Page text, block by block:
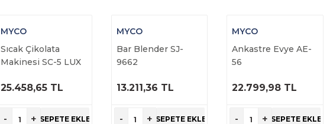
MYCO
Sıcak Çikolata
Makinesi SC-5 LUX
25.458,65 TL
- + SEPETE EKLE
MYCO
Bar Blender SJ-
9662
13.211,36 TL
- + SEPETE EKLE
MYCO
Ankastre Evye AE-
56
22.799,98 TL
- + SEPETE EKLE